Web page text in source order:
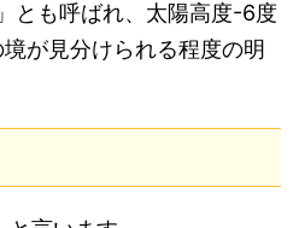
とも呼ばれ、太陽高度-6度
が見分けられる程度の明